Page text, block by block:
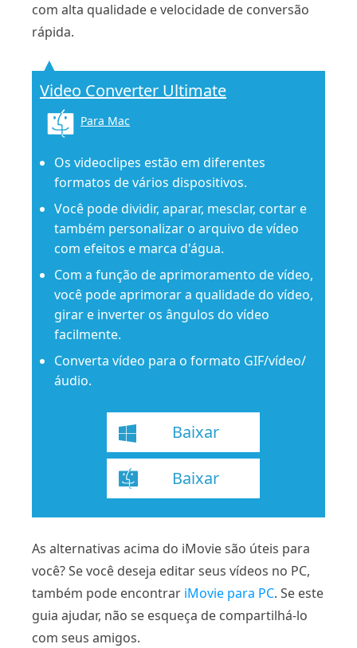
com alta qualidade e velocidade de conversão
rápida.
Video Converter Ultimate
Para Mac
Os videoclipes estão em diferentes
formatos de vários dispositivos.
Você pode dividir, aparar, mesclar, cortar e
também personalizar o arquivo de vídeo
com efeitos e marca d'água.
Com a função de aprimoramento de vídeo,
você pode aprimorar a qualidade do vídeo,
girar e inverter os ângulos do vídeo
facilmente.
Converta vídeo para o formato GIF/vídeo/
áudio.
Baixar
Baixar
As alternativas acima do iMovie são úteis para
você? Se você deseja editar seus vídeos no PC,
também pode encontrar iMovie para PC. Se este
guia ajudar, não se esqueça de compartilhá-lo
com seus amigos.